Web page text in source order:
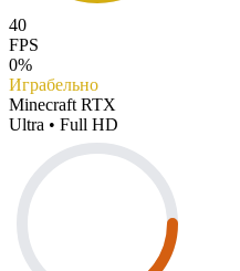
40
FPS
0%
Играбельно
Minecraft RTX
Ultra • Full HD